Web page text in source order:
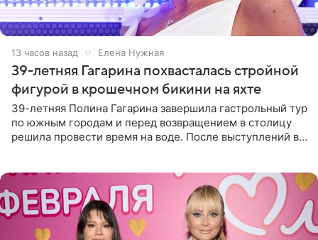
13 часов назад Елена Нужная
39-летняя Гагарина похвасталась стройной
фигурой в крошечном бикини на яхте
39-летняя Полина Гагарина завершила гастрольный тур
по южным городам и перед возвращением в столицу
решила провести время на воде. После выступлений в